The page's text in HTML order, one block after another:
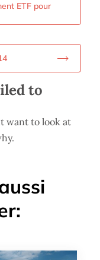
ETF pour
to
want to look at